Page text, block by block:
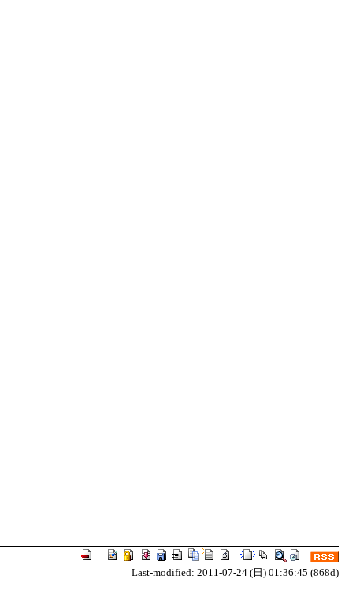
Last-modified: 2011-07-24 (日) 01:36:45 (868d)